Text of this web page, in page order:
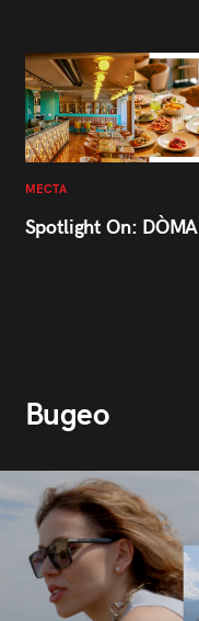
МЕСТА
Spotlight On: DÒMA
Видео